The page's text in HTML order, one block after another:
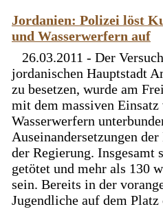
Jordanien: Polizei löst
und Wasserwerfern auf
26.03.2011 - Der
jordanischen Hauptstadt
zu besetzen, wurde am
mit dem massiven
Wasserwerfern
Auseinandersetzungen
der Regierung.
getötet und mehr als 130
sein. Bereits in der
Jugendliche auf dem